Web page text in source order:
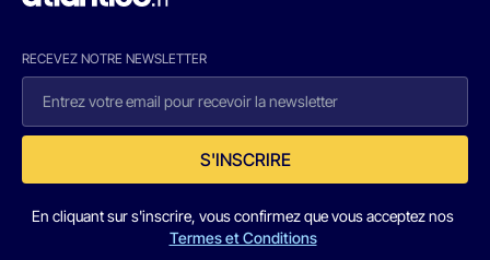
RECEVEZ NOTRE NEWSLETTER
S'INSCRIRE
En cliquant sur s'inscrire, vous confirmez que vous acceptez nos
Termes et Conditions